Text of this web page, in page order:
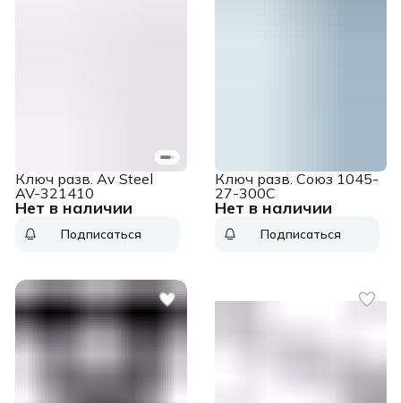
Нет в наличии
Ключ разв. Av Steel
AV-321410
Подписаться
Нет в наличии
Ключ разв. Союз 1045-
27-300С
Подписаться